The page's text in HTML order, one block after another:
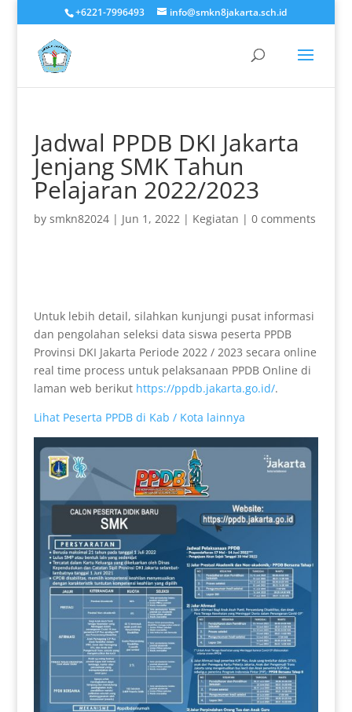
+6221-7996493 info@smkn8jakarta.sch.id
Jadwal PPDB DKI Jakarta
Jenjang SMK Tahun
Pelajaran 2022/2023
by smkn82024| Jun 1, 2022| Kegiatan | 0 comments
Untuk lebih detail, silahkan kunjungi pusat informasi
dan pengolahan seleksi data siswa peserta PPDB
Provinsi DKI Jakarta Periode 2022 / 2023 secara online
real time process untuk pelaksanaan PPDB Online di
laman web berikut https://ppdb.jakarta.go.id/.
Lihat Peserta PPDB di Kab / Kota lainnya